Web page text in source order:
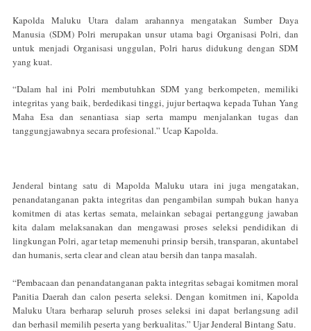
Kapolda Maluku Utara dalam arahannya mengatakan Sumber Daya
Manusia (SDM) Polri merupakan unsur utama bagi Organisasi Polri, dan
untuk menjadi Organisasi unggulan, Polri harus didukung dengan SDM
yang kuat.
“Dalam hal ini Polri membutuhkan SDM yang berkompeten, memiliki
integritas yang baik, berdedikasi tinggi, jujur bertaqwa kepada Tuhan Yang
Maha Esa dan senantiasa siap serta mampu menjalankan tugas dan
tanggungjawabnya secara profesional.” Ucap Kapolda.
Jenderal bintang satu di Mapolda Maluku utara ini juga mengatakan,
penandatanganan pakta integritas dan pengambilan sumpah bukan hanya
komitmen di atas kertas semata, melainkan sebagai pertanggung jawaban
kita dalam melaksanakan dan mengawasi proses seleksi pendidikan di
lingkungan Polri, agar tetap memenuhi prinsip bersih, transparan, akuntabel
dan humanis, serta clear and clean atau bersih dan tanpa masalah.
“Pembacaan dan penandatanganan pakta integritas sebagai komitmen moral
Panitia Daerah dan calon peserta seleksi. Dengan komitmen ini, Kapolda
Maluku Utara berharap seluruh proses seleksi ini dapat berlangsung adil
dan berhasil memilih peserta yang berkualitas.” Ujar Jenderal Bintang Satu.